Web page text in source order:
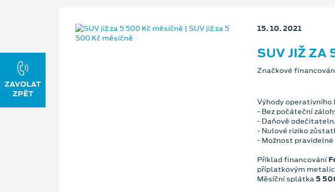
15. 10. 2021
SUV JIŽ ZA
Značkové
Výhody operativního
- Bez počáteční
- Daňově
- Nulové riziko
- Možnost
Příklad financování
příplatkovým
Měsíční splátka 5